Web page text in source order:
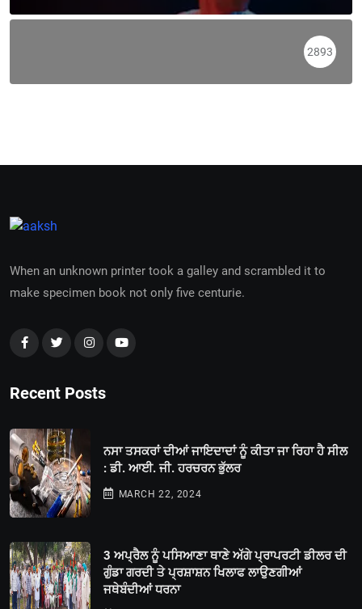
2893
When an unknown printer took a galley and scrambled it to
make specimen book not only five centurie.
Recent Posts
ਨਸਾ ਤਸਕਰਾਂ ਦੀਆਂ ਜਾਇਦਾਦਾਂ ਨੂੰ ਕੀਤਾ ਜਾ ਰਿਹਾ ਹੈ ਸੀਲ
: ਡੀ. ਆਈ. ਜੀ. ਹਰਚਰਨ ਭੁੱਲਰ
MARCH 22, 2024
3 ਅਪ੍ਰੈਲ ਨੂੰ ਪਸਿਆਣਾ ਥਾਣੇ ਅੱਗੇ ਪ੍ਰਾਪਰਟੀ ਡੀਲਰ ਦੀ
ਗੁੰਡਾ ਗਰਦੀ ਤੇ ਪ੍ਰਸ਼ਾਸ਼ਨ ਖਿਲਾਫ ਲਾਉਣਗੀਆਂ
ਜਥੇਬੰਦੀਆਂ ਧਰਨਾ